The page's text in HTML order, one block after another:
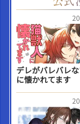
デレがバレバレ
に懐かれてます